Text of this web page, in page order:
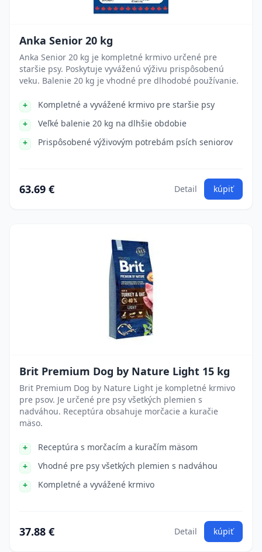
Anka Senior 20 kg
Anka Senior 20 kg je kompletné krmivo určené pre
staršie psy. Poskytuje vyváženú výživu prispôsobenú
veku. Balenie 20 kg je vhodné pre dlhodobé používanie.
Kompletné a vyvážené krmivo pre staršie psy
Veľké balenie 20 kg na dlhšie obdobie
Prispôsobené výživovým potrebám psích seniorov
63.69 € Detail kúpiť
Brit Premium Dog by Nature Light 15 kg
Brit Premium Dog by Nature Light je kompletné krmivo
pre psov. Je určené pre psy všetkých plemien s
nadváhou. Receptúra obsahuje morčacie a kuračie
mäso.
Receptúra s morčacím a kuračím mäsom
Vhodné pre psy všetkých plemien s nadváhou
Kompletné a vyvážené krmivo
37.88 € Detail kúpiť